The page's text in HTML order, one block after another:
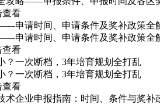
查看
申请时间、申请条件及奖补政策全
申请时间、申请条件及奖补政策全
查看
？一次断档，3年培育规划全打乱
？一次断档，3年培育规划全打乱
查看
术企业申报指南：时间、条件与奖补